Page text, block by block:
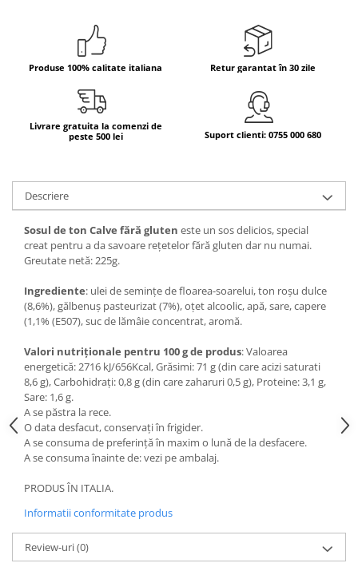
Vinuri italiene
Bauturi aperitive, alcoolice
Sucuri si bauturi racoritoare
Ceai
Produse fara gluten
Produse de panificatie
Produse de patiserie
Produse 100% calitate italiana Retur garantat în 30 zile
Livrare gratuita la comenzi de
peste 500 lei
Suport clienti: 0755 000 680
Descriere
Sosul de ton Calve fără gluten este un sos delicios, special
creat pentru a da savoare rețetelor fără gluten dar nu numai.
Greutate netă: 225g.
Ingrediente: ulei de semințe de floarea-soarelui, ton roșu dulce
(8,6%), gălbenuș pasteurizat (7%), oțet alcoolic, apă, sare, capere
(1,1% (E507), suc de lămâie concentrat, aromă.
Valori nutriționale pentru 100 g de produs: Valoarea
energetică: 2716 kJ/656Kcal, Grăsimi: 71 g (din care acizi saturati
8,6 g), Carbohidrați: 0,8 g (din care zaharuri 0,5 g), Proteine: 3,1 g,
Sare: 1,6 g.
A se păstra la rece.
O data desfacut, conservați în frigider.
A se consuma de preferință în maxim o lună de la desfacere.
A se consuma înainte de: vezi pe ambalaj.
PRODUS ÎN ITALIA.
Informatii conformitate produs
Review-uri(0)